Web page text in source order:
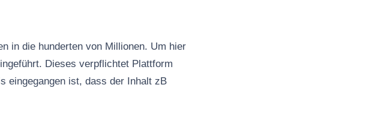
in die hunderten von Millionen. Um hier
Dieses verpflichtet Plattform
eingegangen ist, dass der Inhalt zB